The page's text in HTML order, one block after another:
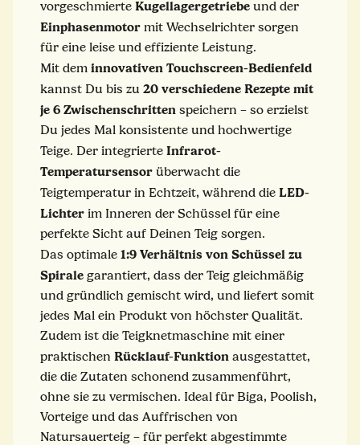
vorgeschmierte Kugellagergetriebe und der
Einphasenmotor mit Wechselrichter sorgen
für eine leise und effiziente Leistung.
Mit dem innovativen Touchscreen-Bedienfeld
kannst Du bis zu 20 verschiedene Rezepte mit
je 6 Zwischenschritten speichern – so erzielst
Du jedes Mal konsistente und hochwertige
Teige. Der integrierte Infrarot-
Temperatursensor überwacht die
Teigtemperatur in Echtzeit, während die LED-
Lichter im Inneren der Schüssel für eine
perfekte Sicht auf Deinen Teig sorgen.
Das optimale 1:9 Verhältnis von Schüssel zu
Spirale garantiert, dass der Teig gleichmäßig
und gründlich gemischt wird, und liefert somit
jedes Mal ein Produkt von höchster Qualität.
Zudem ist die Teigknetmaschine mit einer
praktischen Rücklauf-Funktion ausgestattet,
die die Zutaten schonend zusammenführt,
ohne sie zu vermischen. Ideal für Biga, Poolish,
Vorteige und das Auffrischen von
Natursauerteig – für perfekt abgestimmte